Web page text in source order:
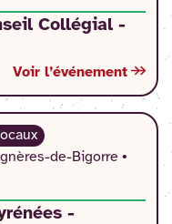
Collégial -
Voir l’événement
de-Bigorre •
-